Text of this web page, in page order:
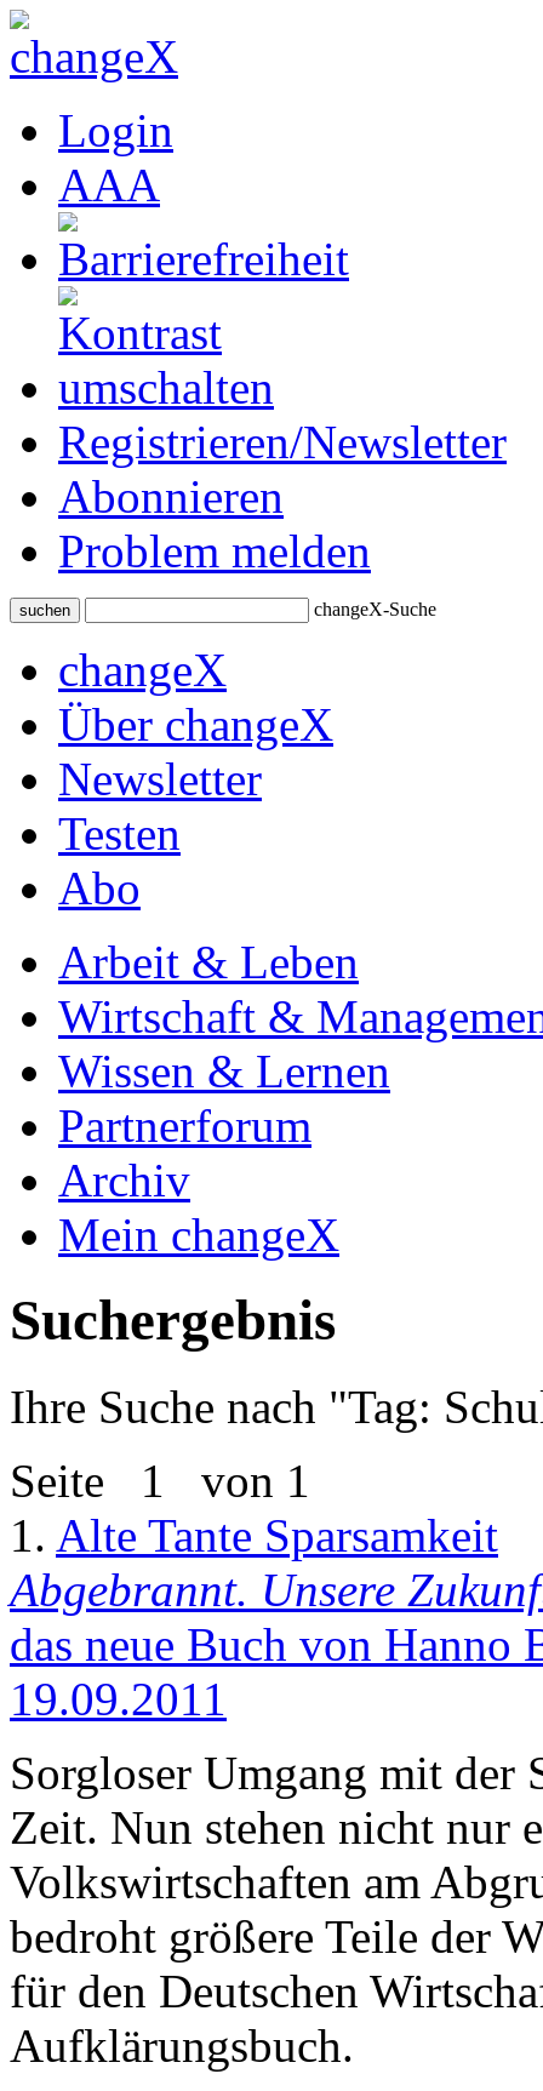
Login
AAA
Registrieren/Newsletter
Abonnieren
Problem melden
suchen changeX-Suche
changeX
Über changeX
Newsletter
Testen
Abo
Arbeit & Leben
Wirtschaft &
Wissen & Lernen
Partnerforum
Archiv
Mein changeX
Suchergebnis
Ihre Suche nach "Tag:
Seite 1 von 1
1. Alte Tante Sparsamkeit
Abgebrannt. Unsere
das neue Buch von Hanno
19.09.2011
Sorgloser Umgang mit der
Zeit. Nun stehen nicht nur
Volkswirtschaften am
bedroht größere Teile der
für den Deutschen
Aufklärungsbuch.